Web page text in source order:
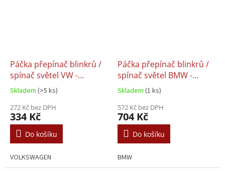
Páčka přepínač blinkrů /
spínač světel VW -
6N0953513
Skladem (>5 ks)
272 Kč bez DPH
334 Kč
Do košíku
VOLKSWAGEN
Páčka přepínač blinkrů /
spínač světel BMW -
61318363668, 8363668
Skladem (1 ks)
572 Kč bez DPH
704 Kč
Do košíku
BMW